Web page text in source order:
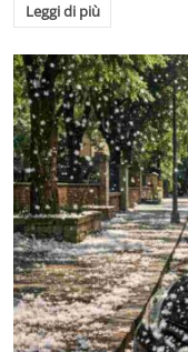
Leggi di più